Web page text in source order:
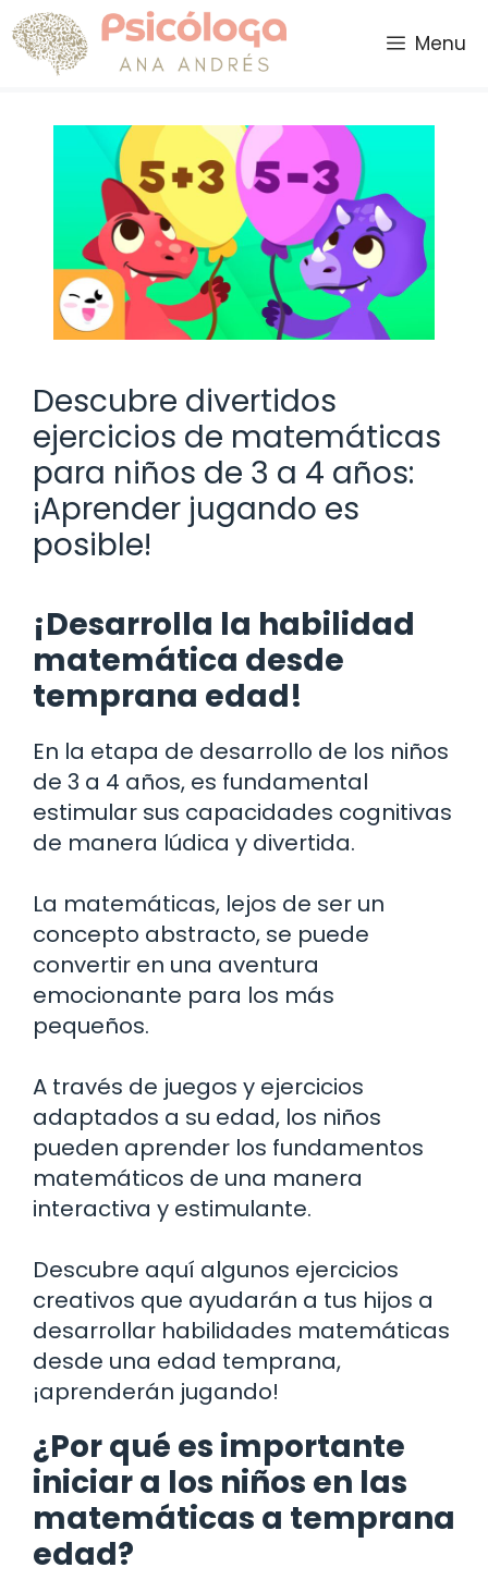
Saltar
al
contenido
Menu
Descubre divertidos
ejercicios de matemáticas
para niños de 3 a 4 años:
¡Aprender jugando es
posible!
¡Desarrolla la habilidad
matemática desde
temprana edad!
En la etapa de desarrollo de los niños
de 3 a 4 años, es fundamental
estimular sus capacidades cognitivas
de manera lúdica y divertida.
La matemáticas, lejos de ser un
concepto abstracto, se puede
convertir en una aventura
emocionante para los más
pequeños.
A través de juegos y ejercicios
adaptados a su edad, los niños
pueden aprender los fundamentos
matemáticos de una manera
interactiva y estimulante.
Descubre aquí algunos ejercicios
creativos que ayudarán a tus hijos a
desarrollar habilidades matemáticas
desde una edad temprana,
¡aprenderán jugando!
¿Por qué es importante
iniciar a los niños en las
matemáticas a temprana
edad?